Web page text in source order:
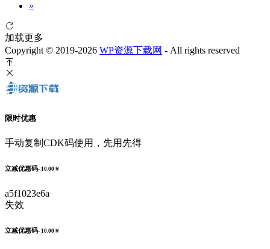
»
加载更多
Copyright © 2019-2026 WP资源下载网 - All rights reserved
限时优惠
手动复制CDK码使用，先用先得
立减优惠码- 10.00￥
a5f1023e6a
失效
立减优惠码- 10.00￥